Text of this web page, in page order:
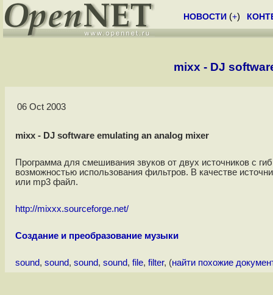
НОВОСТИ (+)
mixx - DJ
06 Oct 2003
mixx - DJ software emulating an analog mixer
Программа для смешивания звуков от двух источников с
возможностью использования фильтров. В качестве
или mp3 файл.
http://mixxx.sourceforge.net/
Создание и преобразование музыки
sound, sound, sound, sound, file, filter, (найти похожие